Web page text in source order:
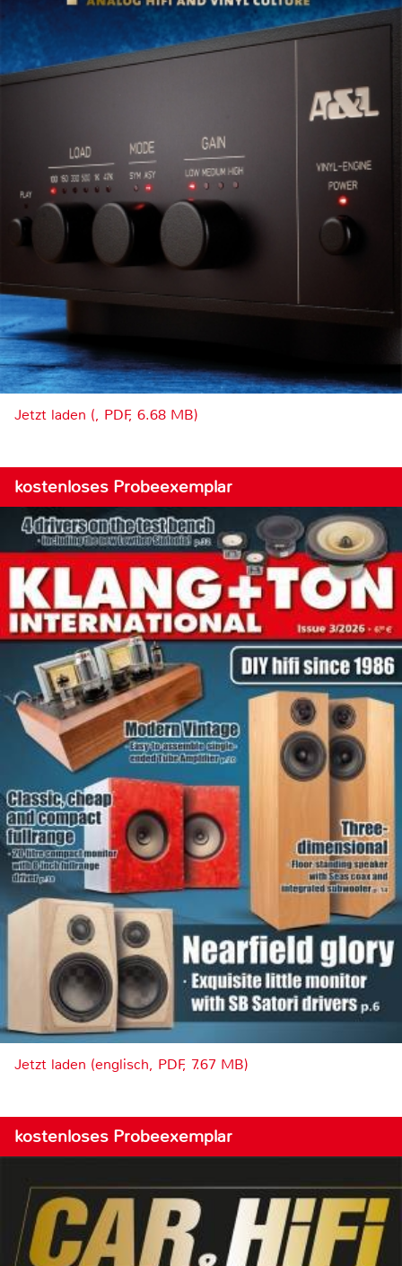
Jetzt laden (, PDF, 6.68 MB)
kostenloses Probeexemplar
Jetzt laden (englisch, PDF, 7.67 MB)
kostenloses Probeexemplar